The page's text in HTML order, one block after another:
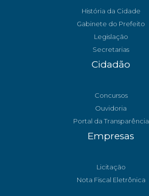
História da Cidade
Gabinete do Prefeito
Legislação
Secretarias
Cidadão
Concursos
Ouvidoria
Portal da Transparência
Empresas
Licitação
Nota Fiscal Eletrônica